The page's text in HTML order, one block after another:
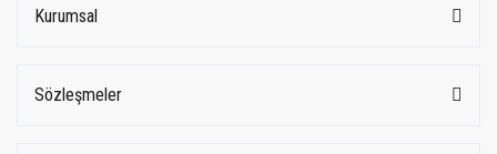
Kurumsal
Sözleşmeler